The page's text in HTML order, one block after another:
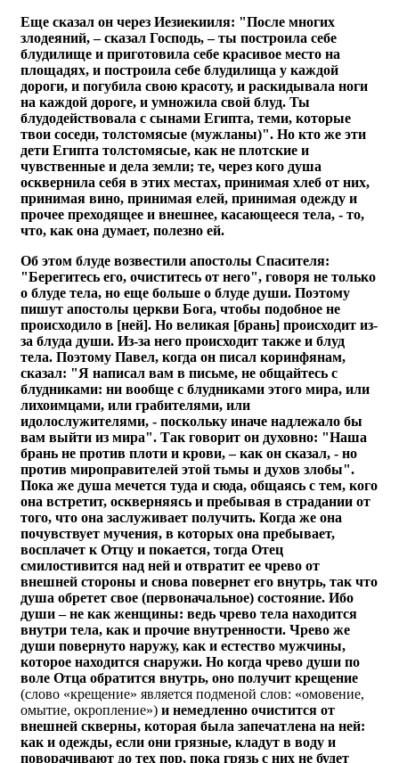
Еще сказал он через Иезиекииля: "После многих
злодеяний, – сказал Господь, – ты построила себе
блудилище и приготовила себе красивое место на
площадях, и построила себе блудилища у каждой
дороги, и погубила свою красоту, и раскидывала ноги
на каждой дороге, и умножила свой блуд. Ты
блудодействовала с сынами Египта, теми, которые
твои соседи, толстомясые (мужланы)". Но кто же эти
дети Египта толстомясые, как не плотские и
чувственные и дела земли; те, через кого душа
осквернила себя в этих местах, принимая хлеб от них,
принимая вино, принимая елей, принимая одежду и
прочее преходящее и внешнее, касающееся тела, - то,
что, как она думает, полезно ей.
Об этом блуде возвестили апостолы Спасителя:
"Берегитесь его, очиститесь от него", говоря не только
о блуде тела, но еще больше о блуде души. Поэтому
пишут апостолы церкви Бога, чтобы подобное не
происходило в [ней]. Но великая [брань] происходит из-
за блуда души. Из-за него происходит также и блуд
тела. Поэтому Павел, когда он писал коринфянам,
сказал: "Я написал вам в письме, не общайтесь с
блудниками: ни вообще с блудниками этого мира, или
лихоимцами, или грабителями, или
идолослужителями, - поскольку иначе надлежало бы
вам выйти из мира". Так говорит он духовно: "Наша
брань не против плоти и крови, – как он сказал, - но
против мироправителей этой тьмы и духов злобы".
Пока же душа мечется туда и сюда, общаясь с тем, кого
она встретит, оскверняясь и пребывая в страдании от
того, что она заслуживает получить. Когда же она
почувствует мучения, в которых она пребывает,
восплачет к Отцу и покается, тогда Отец
смилостивится над ней и отвратит ее чрево от
внешней стороны и снова повернет его внутрь, так что
душа обретет свое (первоначальное) состояние. Ибо
души – не как женщины: ведь чрево тела находится
внутри тела, как и прочие внутренности. Чрево же
души повернуто наружу, как и естество мужчины,
которое находится снаружи. Но когда чрево души по
воле Отца обратится внутрь, оно получит крещение
(слово «крещение» является подменой слов: «омовение,
омытие, окропление») и немедленно очистится от
внешней скверны, которая была запечатлена на ней:
как и одежды, если они грязные, кладут в воду и
поворачивают до тех пор, пока грязь с них не будет